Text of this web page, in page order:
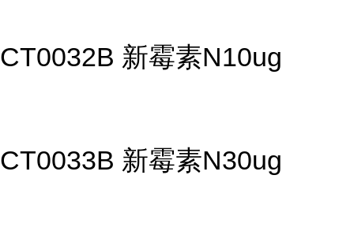
CT0032B 新霉素N10ug
CT0033B 新霉素N30ug